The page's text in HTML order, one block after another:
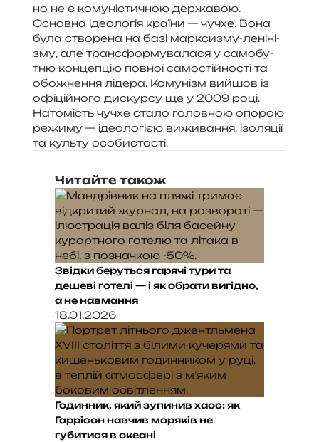
но не є кому­ні­сти­чною дер­жа­вою.
Основна іде­о­ло­гія кра­ї­ни — чучхе. Вона
була ство­ре­на на базі мар­кси­зму-лені­ні­
зму, але транс­фор­му­ва­ла­ся у само­бу­
тню кон­це­пцію пов­ної само­стій­но­сті та
обо­жне­н­ня ліде­ра. Комунізм вийшов із
офі­цій­но­го дискур­су ще у 2009 році.
Натомість чучхе стало голов­ною опо­рою
режи­му — іде­о­ло­гі­єю вижи­ва­н­ня, ізо­ля­ції
та куль­ту особистості.
Читайте також
Звідки беруться гарячі тури та
дешеві готелі — і як обрати вигідно,
а не навмання
18.01.2026
Годинник, який зупинив хаос: як
Гаррісон навчив моряків не
губитися в океані